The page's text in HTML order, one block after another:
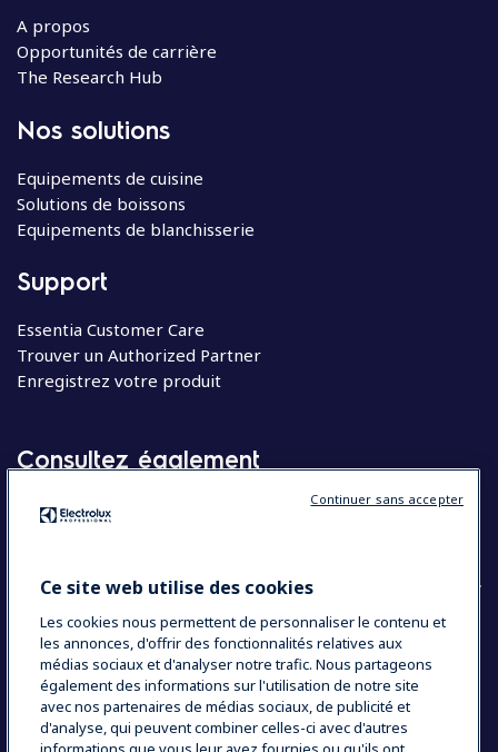
A propos
Opportunités de carrière
The Research Hub
Nos solutions
Equipements de cuisine
Solutions de boissons
Equipements de blanchisserie
Support
Essentia Customer Care
Trouver un Authorized Partner
Enregistrez votre produit
Consultez également
Molteni
Appareils électroménagers
COUNTRY AND LANGUAGE
VOTRE SÉLECTION : BELGIQUE
Ce site web utilise des cookies
Les cookies nous permettent de personnaliser le contenu et
les annonces, d'offrir des fonctionnalités relatives aux
médias sociaux et d'analyser notre trafic. Nous partageons
également des informations sur l'utilisation de notre site
avec nos partenaires de médias sociaux, de publicité et
d'analyse, qui peuvent combiner celles-ci avec d'autres
Continuer sans accepter